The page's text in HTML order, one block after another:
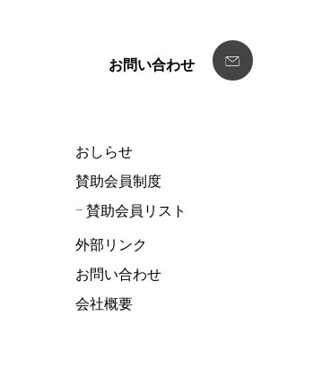
お問い合わせ
おしらせ
賛助会員制度
賛助会員リスト
外部リンク
お問い合わせ
会社概要